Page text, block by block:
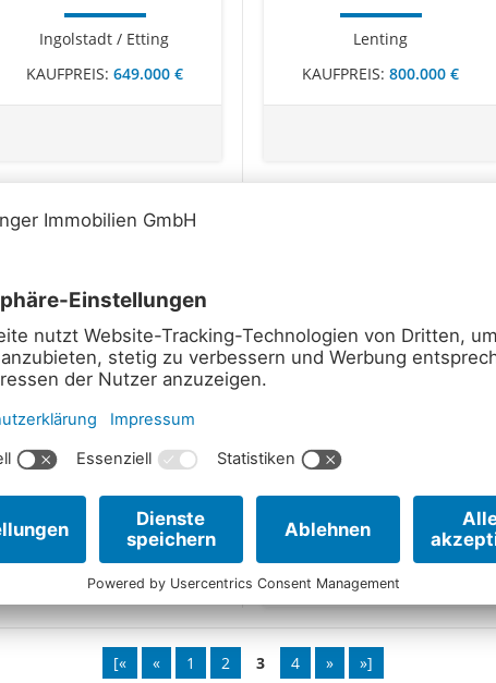
Ingolstadt / Etting
KAUFPREIS: 649.000 €
Lenting
KAUFPREIS: 800.000 €
BAUGRUNDSTÜCK IN HE ...
Hepberg
KAUFPREIS: 459.000 €
KAUFPREIS:
1.050.000 €
[« « 1 2 3 4 » »]